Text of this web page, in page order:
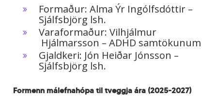
Formaður: Alma Ýr Ingólfsdóttir –
Sjálfsbjörg lsh.
Varaformaður: Vilhjálmur
Hjálmarsson – ADHD samtökunum
Gjaldkeri: Jón Heiðar Jónsson –
Sjálfsbjörg lsh.
Formenn málefnahópa til tveggja ára (2025-2027)